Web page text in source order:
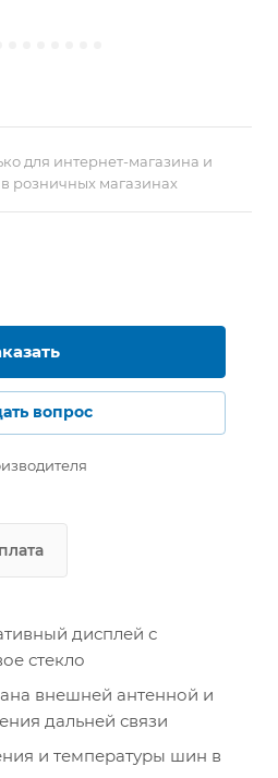
для интернет-магазина и
розничных магазинах
вопрос
дисплей с
стекло
внешней антенной и
дальней связи
и температуры шин в